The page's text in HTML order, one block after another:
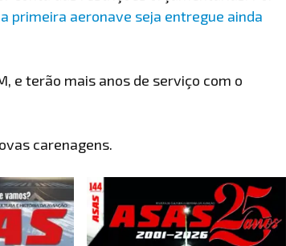
primeira aeronave seja entregue ainda
e terão mais anos de serviço com o
carenagens.